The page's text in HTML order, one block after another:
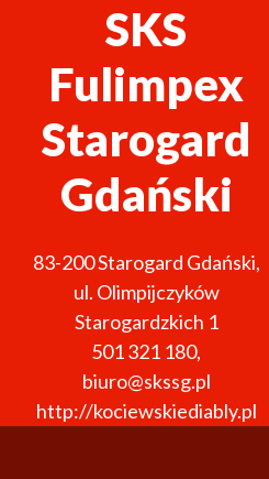
SKS
Fulimpex
Starogard
Gdański
83-200Starogard Gdański,
ul. Olimpijczyków
Starogardzkich 1
501 321 180,
biuro@skssg.pl
http://kociewskiediably.pl